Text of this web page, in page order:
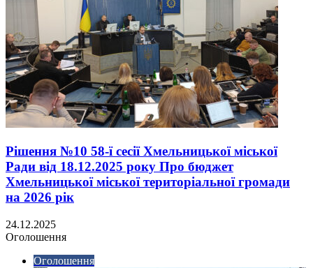
Рішення №10 58-ї сесії Хмельницької міської
Ради від 18.12.2025 року Про бюджет
Хмельницької міської територіальної громади
на 2026 рік
24.12.2025
Оголошення
Оголошення